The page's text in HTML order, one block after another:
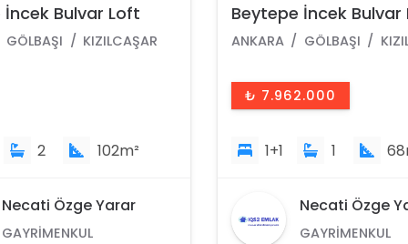
Bulvar Loft
46 M² 13.Kat
GÖLBAŞI KIZILCAŞAR
1 68m²
Necati Özge Yarar
GAYRIMENKUL
Ümitköy Merkezde
Yüksek Giriş 150 M²
ANKARA
ÇANKAYA-
₺ 0
4+1
Necati Özge
GAYRIMENKUL